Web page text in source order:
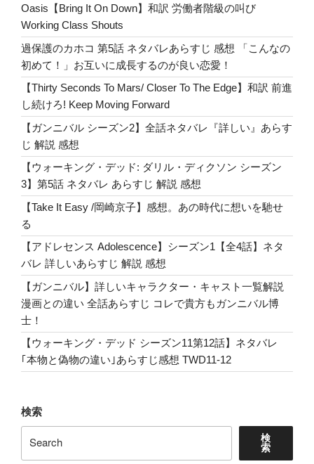
Oasis【Bring It On Down】和訳 労働者階級の叫び
Working Class Shouts
過保護のカホコ 第5話 ネタバレあらすじ 感想 「こんなの
初めて！」お互いに成長するのが良い恋愛！
【Thirty Seconds To Mars/ Closer To The Edge】和訳 前進
し続けろ! Keep Moving Forward
【ガンニバル シーズン2】全話ネタバレ『詳しい』あらす
じ 解説 感想
【ウォーキング・デッド: ダリル・ディクソン シーズン
3】第5話 ネタバレ あらすじ 解説 感想
【Take It Easy /岡崎京子】感想。あの時代に想いを馳せ
る
【アドレセンス Adolescence】シーズン1【全4話】ネタ
バレ 詳しいあらすじ 解説 感想
【ガンニバル】詳しいキャラクター・キャスト一覧解説
漫画との違い 全話あらすじ コレで貴方もガンニバル博
士！
【ウォーキング・デッド シーズン11第12話】ネタバレ
｢本物と偽物の違い｣あらすじ感想 TWD11-12
検索
検
索